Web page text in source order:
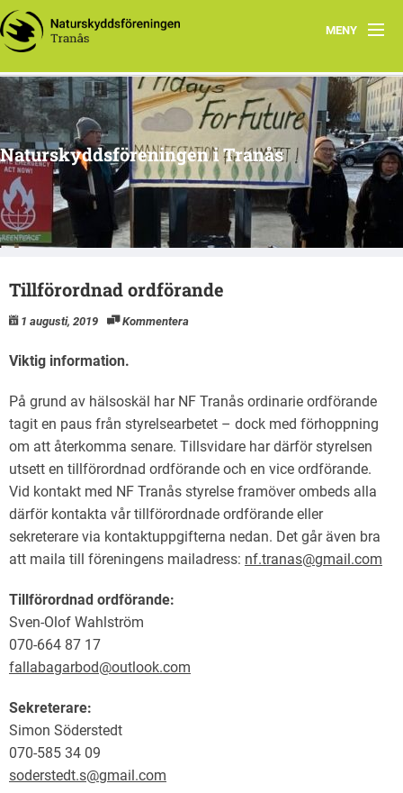
MENY
Hem
Om oss
Arkiv
Projekt
Naturskyddsföreningen i Tranås
Tillförordnad ordförande
1 augusti, 2019 Kommentera
Viktig information.
På grund av hälsoskäl har NF Tranås ordinarie ordförande
tagit en paus från styrelsearbetet – dock med förhoppning
om att återkomma senare. Tillsvidare har därför styrelsen
utsett en tillförordnad ordförande och en vice ordförande.
Vid kontakt med NF Tranås styrelse framöver ombeds alla
därför kontakta vår tillförordnade ordförande eller
sekreterare via kontaktuppgifterna nedan. Det går även bra
att maila till föreningens mailadress: nf.tranas@gmail.com
Tillförordnad ordförande:
Sven-Olof Wahlström
070-664 87 17
fallabagarbod@outlook.com
Sekreterare:
Simon Söderstedt
070-585 34 09
soderstedt.s@gmail.com